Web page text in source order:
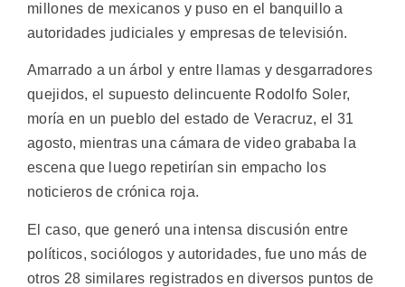
millones de mexicanos y puso en el banquillo a
autoridades judiciales y empresas de televisión.
Amarrado a un árbol y entre llamas y desgarradores
quejidos, el supuesto delincuente Rodolfo Soler,
moría en un pueblo del estado de Veracruz, el 31
agosto, mientras una cámara de video grababa la
escena que luego repetirían sin empacho los
noticieros de crónica roja.
El caso, que generó una intensa discusión entre
políticos, sociólogos y autoridades, fue uno más de
otros 28 similares registrados en diversos puntos de